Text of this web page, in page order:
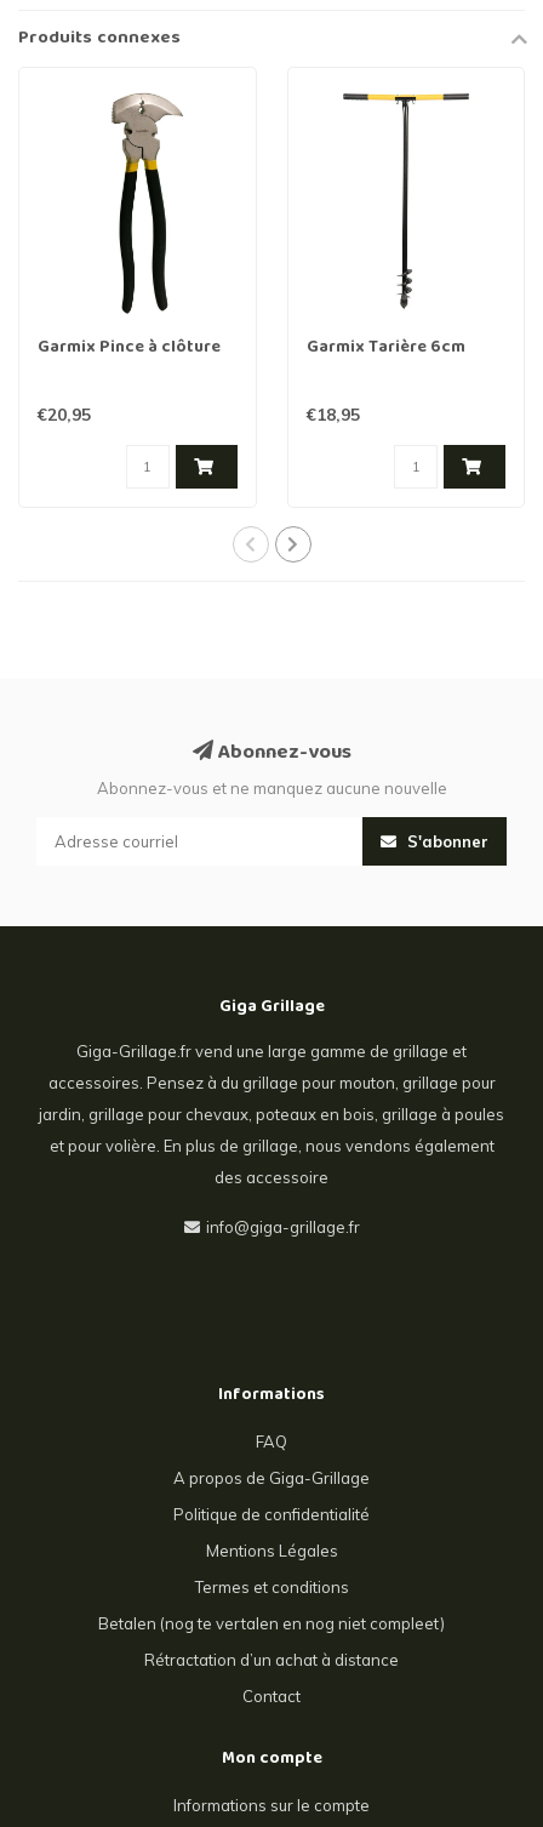
Produits connexes
Garmix Pince à clôture
€20,95
Garmix Tarière 6cm
€18,95
Abonnez-vous
Abonnez-vous et ne manquez aucune nouvelle
S'abonner
Giga Grillage
Giga-Grillage.fr vend une large gamme de grillage et
accessoires. Pensez à du grillage pour mouton, grillage pour
jardin, grillage pour chevaux, poteaux en bois, grillage à poules
et pour volière. En plus de grillage, nous vendons également
des accessoire
info@giga-grillage.fr
Informations
FAQ
A propos de Giga-Grillage
Politique de confidentialité
Mentions Légales
Termes et conditions
Betalen (nog te vertalen en nog niet compleet)
Rétractation d’un achat à distance
Contact
Mon compte
Informations sur le compte